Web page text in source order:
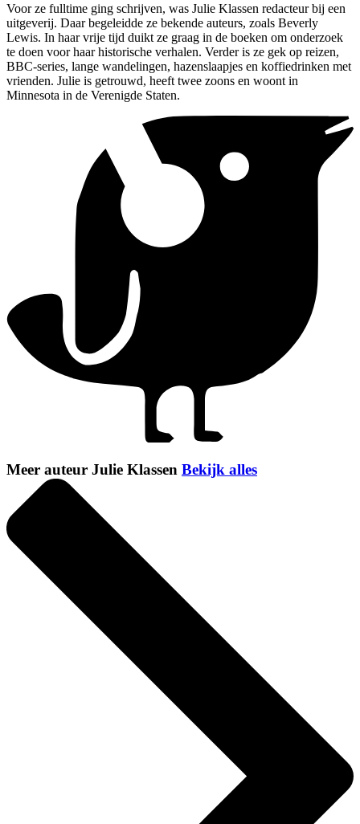
Voor ze fulltime ging schrijven, was Julie Klassen redacteur bij een
uitgeverij. Daar begeleidde ze bekende auteurs, zoals Beverly
Lewis. In haar vrije tijd duikt ze graag in de boeken om onderzoek
te doen voor haar historische verhalen. Verder is ze gek op reizen,
BBC-series, lange wandelingen, hazenslaapjes en koffiedrinken met
vrienden. Julie is getrouwd, heeft twee zoons en woont in
Minnesota in de Verenigde Staten.
Meer auteur Julie Klassen Bekijk alles